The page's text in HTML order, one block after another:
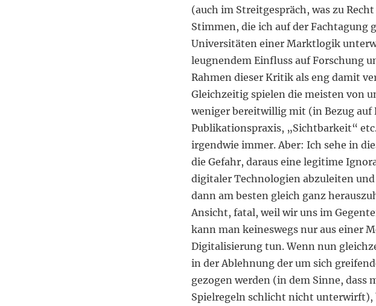
(auch im Streitgespräch, was zu
Stimmen, die ich auf der Fachtagung
Universitäten einer Marktlogik
leugnendem Einfluss auf Forschung
Rahmen dieser Kritik als eng damit
Gleichzeitig spielen die meisten von
weniger bereitwillig mit (in Bezug
Publikationspraxis, „Sichtbarkeit“
irgendwie immer. Aber: Ich sehe in
die Gefahr, daraus eine legitime
digitaler Technologien abzuleiten
dann am besten gleich ganz
Ansicht, fatal, weil wir uns im
kann man keineswegs nur aus einer
Digitalisierung tun. Wenn nun
in der Ablehnung der um sich
gezogen werden (in dem Sinne, dass
Spielregeln schlicht nicht